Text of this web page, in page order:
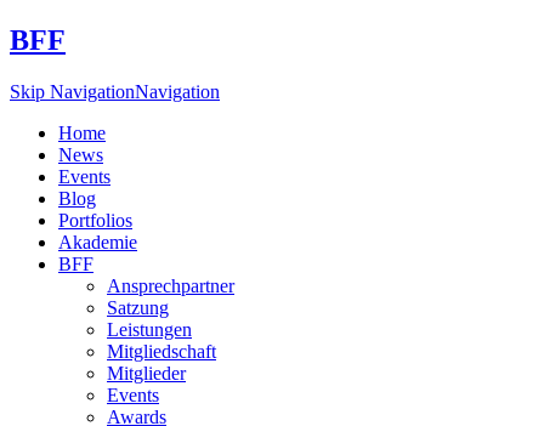
BFF
Skip NavigationNavigation
Home
News
Events
Blog
Portfolios
Akademie
BFF
Ansprechpartner
Satzung
Leistungen
Mitgliedschaft
Mitglieder
Events
Awards